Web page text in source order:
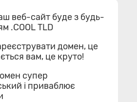
веб-сайт буде з будь-
.COOL TLD
домен, це
вам, це круто!
супер
і приваблює